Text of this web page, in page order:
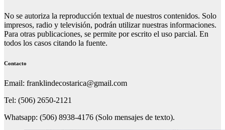
No se autoriza la reproducción textual de nuestros contenidos. Solo
impresos, radio y televisión, podrán utilizar nuestras informaciones.
Para otras publicaciones, se permite por escrito el uso parcial. En
todos los casos citando la fuente.
Contacto
Email: franklindecostarica@gmail.com
Tel: (506) 2650-2121
Whatsapp: (506) 8938-4176 (Solo mensajes de texto).